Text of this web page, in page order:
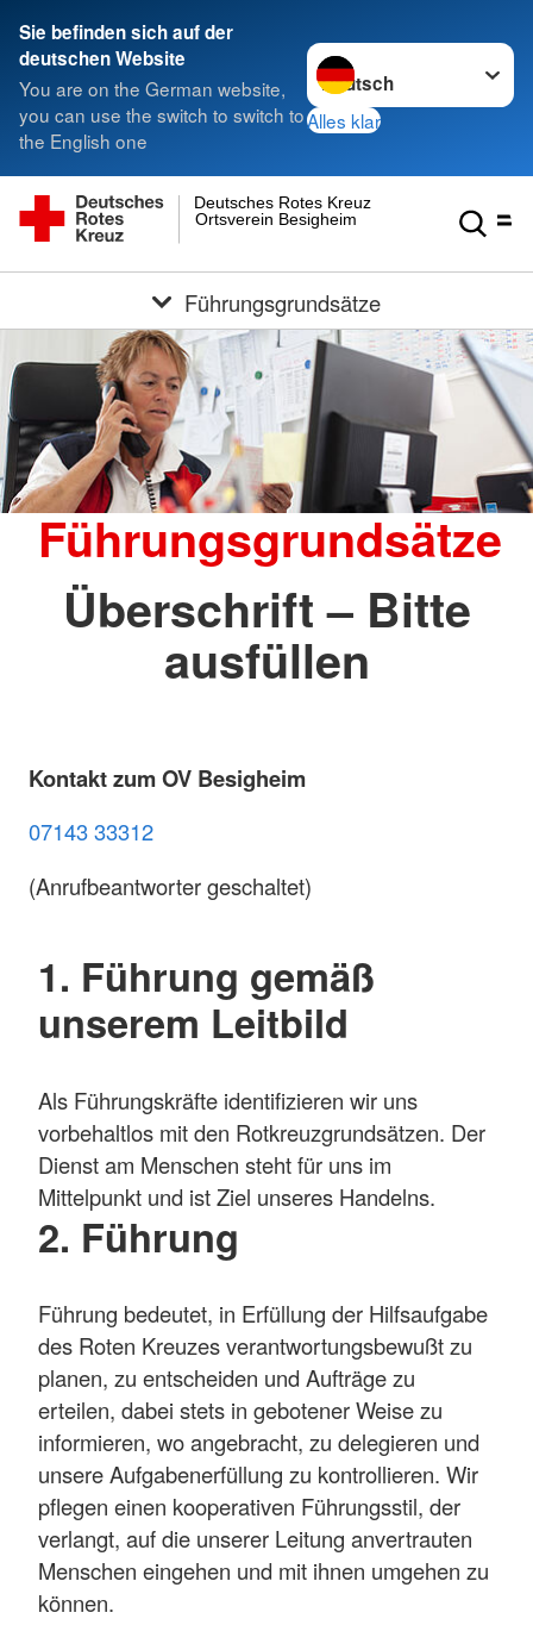
Sie befinden sich auf der
deutschen Website
You are on the German website,
you can use the switch to switch to
the English one
Sprache wechseln zu
Alles klar
Ortsverein Besigheim
Deutsches Rotes Kreuz
Führungsgrundsätze
Führungsgrundsätze
Überschrift – Bitte
ausfüllen
Kontakt zum OV Besigheim
07143 33312
(Anrufbeantworter geschaltet)
1. Führung gemäß
unserem Leitbild
Als Führungskräfte identifizieren wir uns
vorbehaltlos mit den Rotkreuzgrundsätzen. Der
Dienst am Menschen steht für uns im
Mittelpunkt und ist Ziel unseres Handelns.
2. Führung
Führung bedeutet, in Erfüllung der Hilfsaufgabe
des Roten Kreuzes verantwortungsbewußt zu
planen, zu entscheiden und Aufträge zu
erteilen, dabei stets in gebotener Weise zu
informieren, wo angebracht, zu delegieren und
unsere Aufgabenerfüllung zu kontrollieren. Wir
pflegen einen kooperativen Führungsstil, der
verlangt, auf die unserer Leitung anvertrauten
Menschen eingehen und mit ihnen umgehen zu
können.